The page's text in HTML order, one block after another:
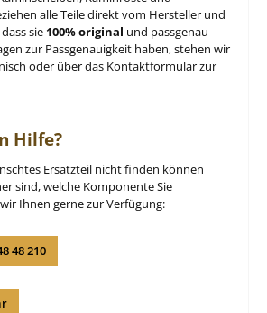
alle Teile direkt vom Hersteller und
sie 100% original und passgenau
zur Passgenauigkeit haben, stehen wir
oder über das Kontaktformular zur
Hilfe?
Ersatzteil nicht finden können
sind, welche Komponente Sie
Ihnen gerne zur Verfügung:
48 210